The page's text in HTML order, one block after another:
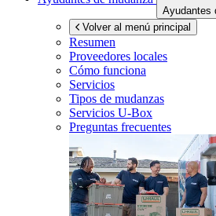
Ayudantes
Volver al menú principal
Resumen
Proveedores locales
Cómo funciona
Servicios
Tipos de mudanzas
Servicios U-Box
Preguntas frecuentes